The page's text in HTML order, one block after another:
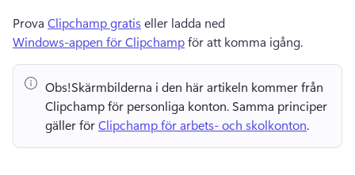
Prova Clipchamp gratis eller ladda ned
Windows-appen för Clipchamp för att komma igång.
Obs!Skärmbilderna i den här artikeln kommer från
Clipchamp för personliga konton. Samma principer
gäller för Clipchamp för arbets- och skolkonton.